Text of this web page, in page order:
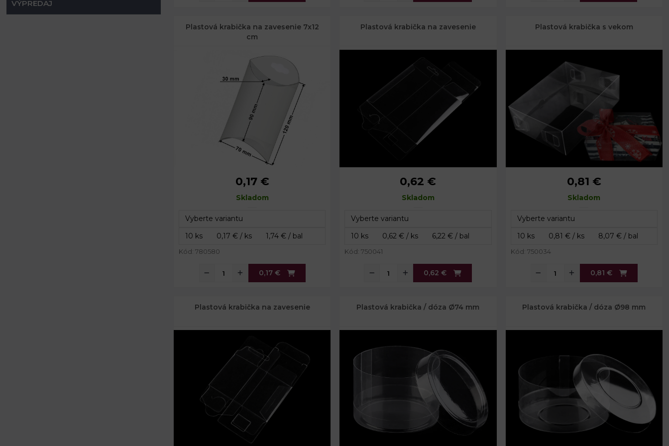
VÝPREDAJ
Plastová krabička na zavesenie 7x12
cm
Vnútorné rozmery:
0,17 €
Skladom
Kód: 780580
0,17 €
Plastová krabička na zavesenie
8 x 12 x 5 cm
14,8 cm
0,62 €
Skladom
Kód: 750041
0,62 €
Plastová krabička s vekom
13 x 17 x 6 cm
0,81 €
Skladom
Kód: 750034
0,81 €
Plastová krabička na zavesenie Plastová krabička / dóza Ø74 mm Plastová krabička / dóza Ø98 mm